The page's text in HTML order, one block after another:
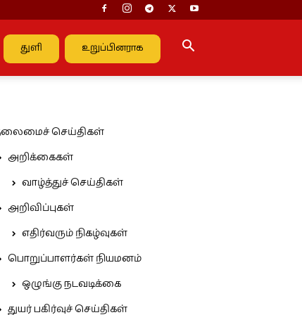
துளி உறுப்பினராக
செய்திகள்
அறிக்கைகள்
வாழ்த்துச் செய்திகள்
அறிவிப்புகள்
எதிர்வரும் நிகழ்வுகள்
பொறுப்பாளர்கள் நியமனம்
ஒழுங்கு நடவடிக்கை
துயர் பகிர்வுச் செய்திகள்